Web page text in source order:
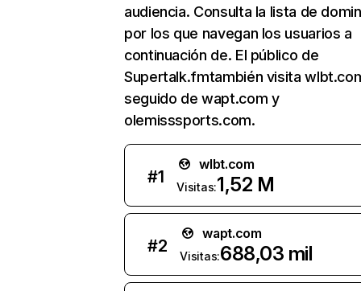
audiencia. Consulta la lista de
por los que navegan los usuarios a
continuación de. El público de
Supertalk.fmtambién visita
seguido de wapt.com y
olemisssports.com.
#1
wlbt.com
Visitas:1,52 M
#2
wapt.com
Visitas:688,03 mil